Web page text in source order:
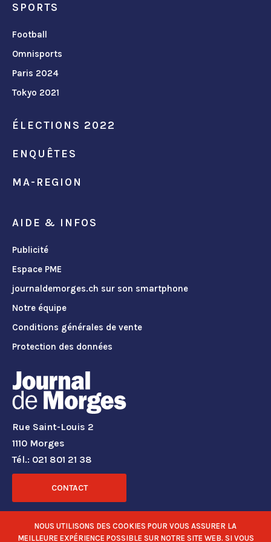
SPORTS
Football
Omnisports
Paris 2024
Tokyo 2021
ÉLECTIONS 2022
ENQUÊTES
MA-REGION
AIDE & INFOS
Publicité
Espace PME
journaldemorges.ch sur son smartphone
Notre équipe
Conditions générales de vente
Protection des données
Rue Saint-Louis 2
1110 Morges
Tél.: 021 801 21 38
CONTACT
RÉSEAUX SOCIAUX
NOUS UTILISONS DES COOKIES POUR VOUS ASSURER LA
MEILLEURE EXPÉRIENCE POSSIBLE SUR NOTRE SITE WEB. SI VOUS